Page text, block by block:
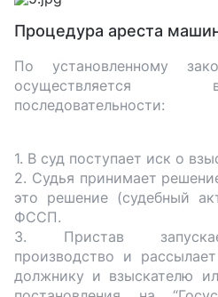
Процедура ареста
По установленному
последовательности:
1. В суд поступает иск о
2. Судья принимает
это решение (судебный
ФССП.
3. Пристав
производство и
должнику и взыскателю